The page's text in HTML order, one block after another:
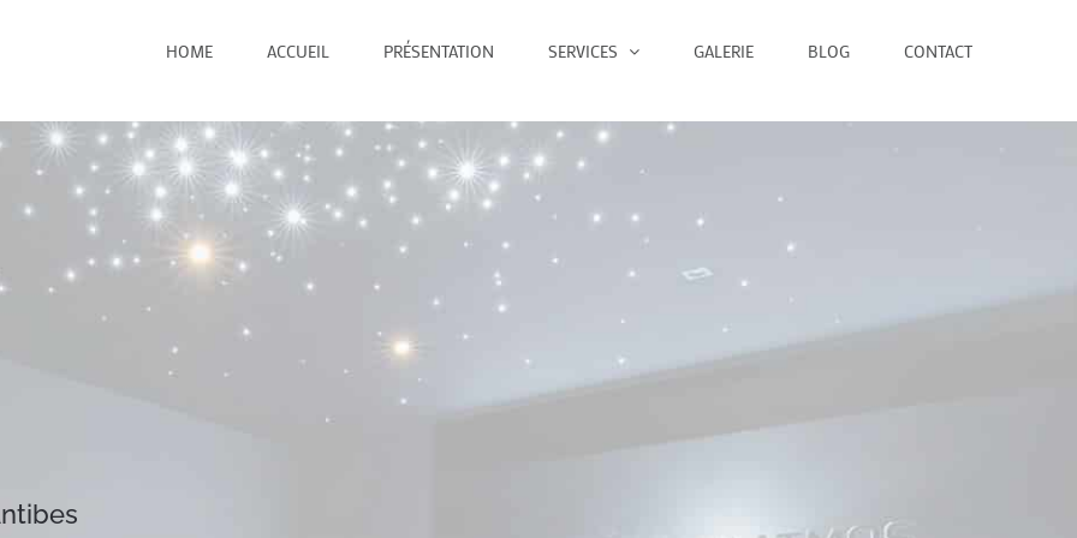
HOME ACCUEIL PRÉSENTATION SERVICES GALERIE BLOG CONTACT